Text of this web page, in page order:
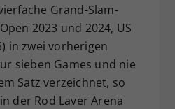
Grand-Slam-
2023 und 2024, US
in zwei vorherigen
sieben Games und nie
Satz verzeichnet, so
der Rod Laver Arena